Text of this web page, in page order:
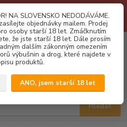
podmínek. Firemní zájemci o naše
mailovou cestou. Děkujeme!
NA SLOVENSKO NEDODÁVÁME.
objednávky mailem. Prodej
osoby starší 18 let. Zmáčknutím
že jste starší 18 let. Dále prosím
dalším zákonným omezením
výbušnin a drog, které najdete v
produktů.
ANO, jsem starší 18 let
Menu
CZK
Hledat
0
za0,00 Kč